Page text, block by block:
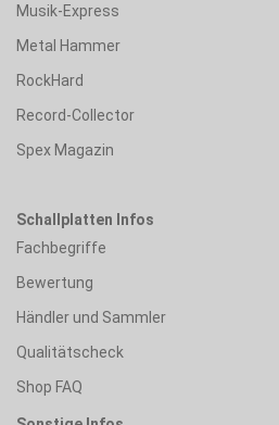
Musik-Express
Metal Hammer
RockHard
Record-Collector
Spex Magazin
Schallplatten Infos
Fachbegriffe
Bewertung
Händler und Sammler
Qualitätscheck
Shop FAQ